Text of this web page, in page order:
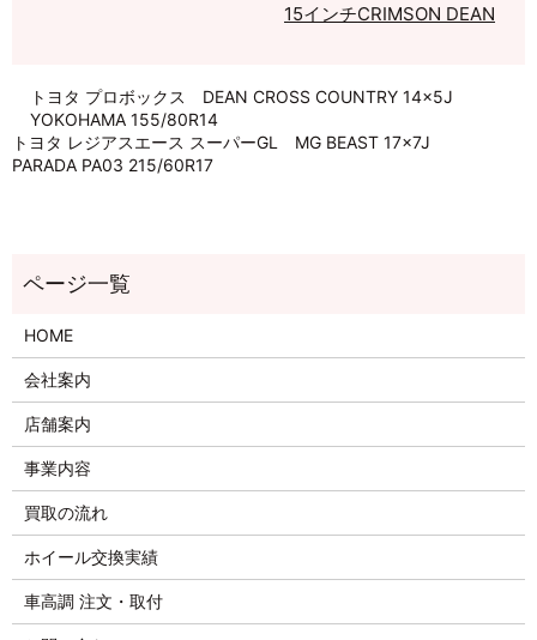
15インチCRIMSON DEAN
トヨタ プロボックス DEAN CROSS COUNTRY 14×5J
YOKOHAMA 155/80R14
トヨタ レジアスエース スーパーGL MG BEAST 17×7J
PARADA PA03 215/60R17
HOME
会社案内
店舗案内
事業内容
買取の流れ
ホイール交換実績
車高調 注文・取付